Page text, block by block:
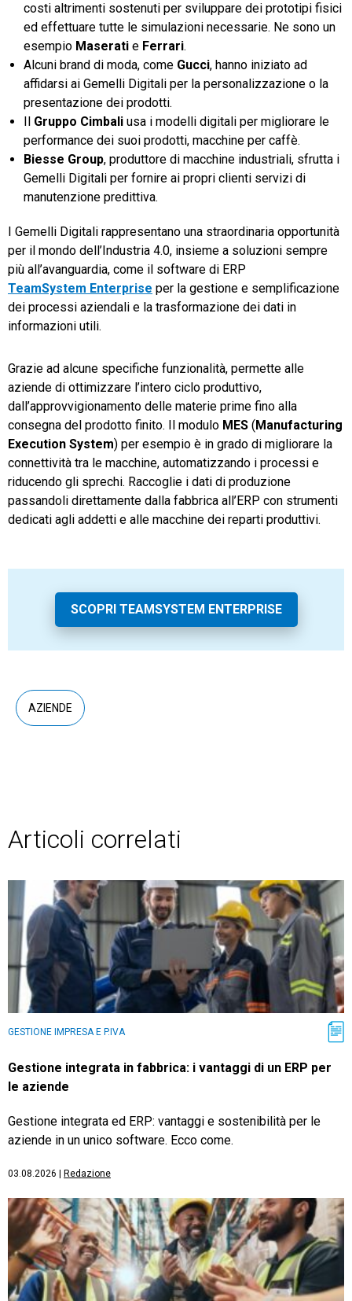
costi altrimenti sostenuti per sviluppare dei prototipi fisici
ed effettuare tutte le simulazioni necessarie. Ne sono un
esempio Maserati e Ferrari.
Alcuni brand di moda, come Gucci, hanno iniziato ad
affidarsi ai Gemelli Digitali per la personalizzazione o la
presentazione dei prodotti.
Il Gruppo Cimbali usa i modelli digitali per migliorare le
performance dei suoi prodotti, macchine per caffè.
Biesse Group, produttore di macchine industriali, sfrutta i
Gemelli Digitali per fornire ai propri clienti servizi di
manutenzione predittiva.
I Gemelli Digitali rappresentano una straordinaria opportunità
per il mondo dell’Industria 4.0, insieme a soluzioni sempre
più all’avanguardia, come il software di ERP
TeamSystem Enterprise per la gestione e semplificazione
dei processi aziendali e la trasformazione dei dati in
informazioni utili.
Grazie ad alcune specifiche funzionalità, permette alle
aziende di ottimizzare l’intero ciclo produttivo,
dall’approvvigionamento delle materie prime fino alla
consegna del prodotto finito. Il modulo MES (Manufacturing
Execution System) per esempio è in grado di migliorare la
connettività tra le macchine, automatizzando i processi e
riducendo gli sprechi. Raccoglie i dati di produzione
passandoli direttamente dalla fabbrica all’ERP con strumenti
dedicati agli addetti e alle macchine dei reparti produttivi.
SCOPRI TEAMSYSTEM ENTERPRISE
AZIENDE
Articoli correlati
GESTIONE IMPRESA E P.IVA
Gestione integrata in fabbrica: i vantaggi di un ERP per
le aziende
Gestione integrata ed ERP: vantaggi e sostenibilità per le
aziende in un unico software. Ecco come.
03.08.2026 Redazione